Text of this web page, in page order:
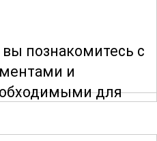
познакомитесь с
и
для
и других